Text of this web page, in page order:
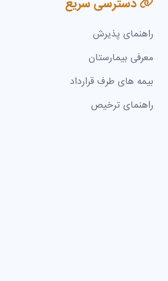
راهنمای پذیرش
معرفی بیمارستان
بیمه های طرف قرارداد
راهنمای ترخیص